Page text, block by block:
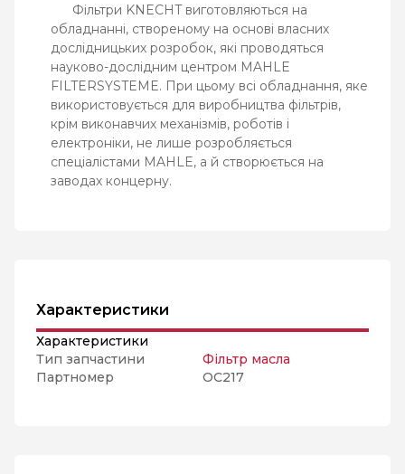
Фільтри KNECHT виготовляються на
обладнанні, створеному на основі власних
дослідницьких розробок, які проводяться
науково-дослідним центром MAHLE
FILTERSYSTEME. При цьому всі обладнання, яке
використовується для виробництва фільтрів,
крім виконавчих механізмів, роботів і
електроніки, не лише розробляється
спеціалістами MAHLE, а й створюється на
заводах концерну.
Характеристики
Характеристики
Тип запчастини
Фільтр масла
Партномер
OC217